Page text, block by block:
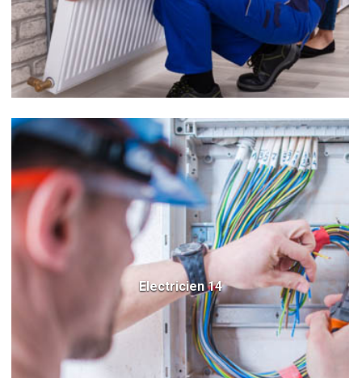
Electricien 14